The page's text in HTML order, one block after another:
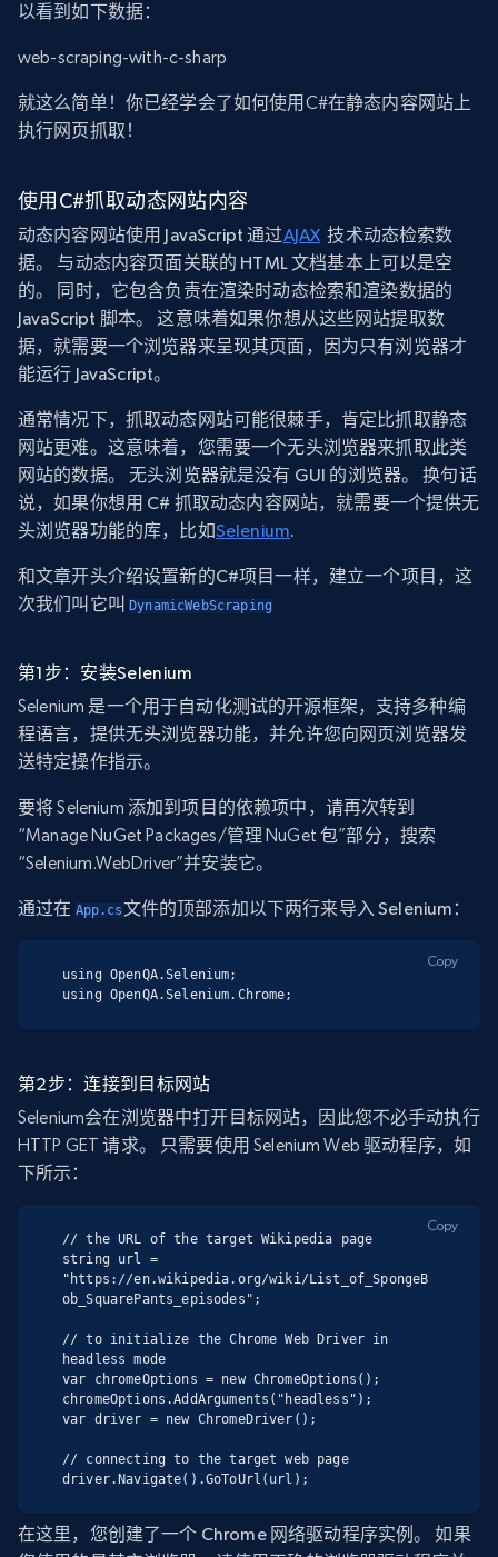
以看到如下数据：
web-scraping-with-c-sharp
就这么简单！你已经学会了如何使用C#在静态内容网站上
执行网页抓取！
使用C#抓取动态网站内容
动态内容网站使用 JavaScript 通过AJAX 技术动态检索数
据。 与动态内容页面关联的 HTML 文档基本上可以是空
的。 同时，它包含负责在渲染时动态检索和渲染数据的
JavaScript 脚本。 这意味着如果你想从这些网站提取数
据，就需要一个浏览器来呈现其页面，因为只有浏览器才
能运行 JavaScript。
通常情况下，抓取动态网站可能很棘手，肯定比抓取静态
网站更难。这意味着，您需要一个无头浏览器来抓取此类
网站的数据。 无头浏览器就是没有 GUI 的浏览器。 换句话
说，如果你想用 C# 抓取动态内容网站，就需要一个提供无
头浏览器功能的库，比如Selenium.
和文章开头介绍设置新的C#项目一样，建立一个项目，这
次我们叫它叫DynamicWebScraping
第1步：安装Selenium
Selenium 是一个用于自动化测试的开源框架，支持多种编
程语言，提供无头浏览器功能，并允许您向网页浏览器发
送特定操作指示。
要将 Selenium 添加到项目的依赖项中，请再次转到
“Manage NuGet Packages/管理 NuGet 包”部分，搜索
“Selenium.WebDriver”并安装它。
通过在 App.cs文件的顶部添加以下两行来导入 Selenium：
using OpenQA.Selenium;
using OpenQA.Selenium.Chrome;
Copy
第2步：连接到目标网站
Selenium会在浏览器中打开目标网站，因此您不必手动执行
HTTP GET 请求。 只需要使用 Selenium Web 驱动程序，如
下所示：
// the URL of the target Wikipedia page
string url =
"https://en.wikipedia.org/wiki/List_of_SpongeB
ob_SquarePants_episodes";
// to initialize the Chrome Web Driver in
headless mode
var chromeOptions = new ChromeOptions();
chromeOptions.AddArguments("headless");
var driver = new ChromeDriver();
// connecting to the target web page
driver.Navigate().GoToUrl(url);
Copy
在这里，您创建了一个 Chrome 网络驱动程序实例。 如果